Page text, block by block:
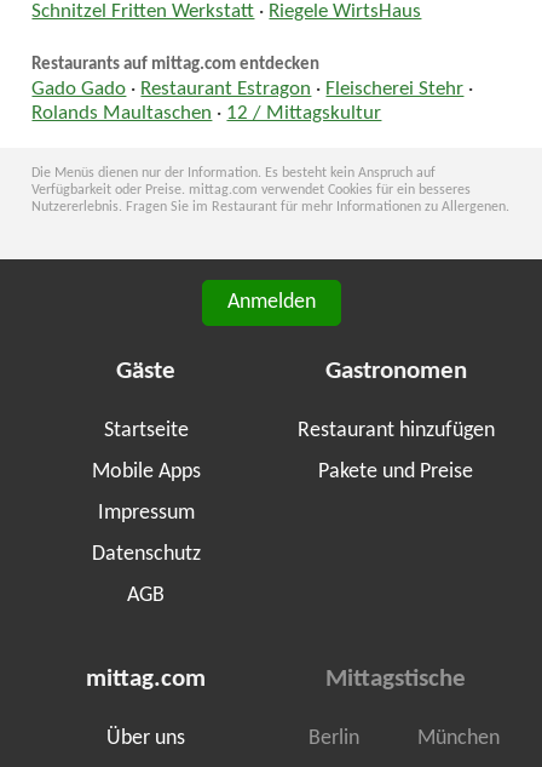
Schnitzel Fritten Werkstatt · Riegele WirtsHaus
Restaurants auf mittag.com entdecken
Gado Gado · Restaurant Estragon · Fleischerei Stehr ·
Rolands Maultaschen · 12 / Mittagskultur
Die Menüs dienen nur der Information. Es besteht kein Anspruch auf
Verfügbarkeit oder Preise. mittag.com verwendet Cookies für ein besseres
Nutzererlebnis. Fragen Sie im Restaurant für mehr Informationen zu Allergenen.
Anmelden
Gäste
Startseite
Mobile Apps
Impressum
Datenschutz
AGB
Gastronomen
Restaurant hinzufügen
Pakete und Preise
mittag.com
Über uns
Mittagstische
Berlin
München